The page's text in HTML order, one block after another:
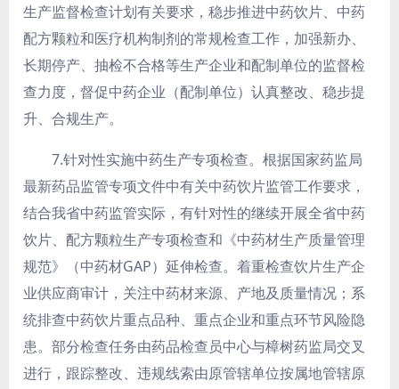
生产监督检查计划有关要求，稳步推进中药饮片、中药
配方颗粒和医疗机构制剂的常规检查工作，加强新办、
长期停产、抽检不合格等生产企业和配制单位的监督检
查力度，督促中药企业（配制单位）认真整改、稳步提
升、合规生产。
7.针对性实施中药生产专项检查。 根据国家药监局
最新药品监管专项文件中有关中药饮片监管工作要求，
结合我省中药监管实际，有针对性的继续开展全省中药
饮片、配方颗粒生产专项检查和《中药材生产质量管理
规范》（中药材GAP）延伸检查。着重检查饮片生产企
业供应商审计，关注中药材来源、产地及质量情况；系
统排查中药饮片重点品种、重点企业和重点环节风险隐
患。部分检查任务由药品检查员中心与樟树药监局交叉
进行，跟踪整改、违规线索由原管辖单位按属地管辖原